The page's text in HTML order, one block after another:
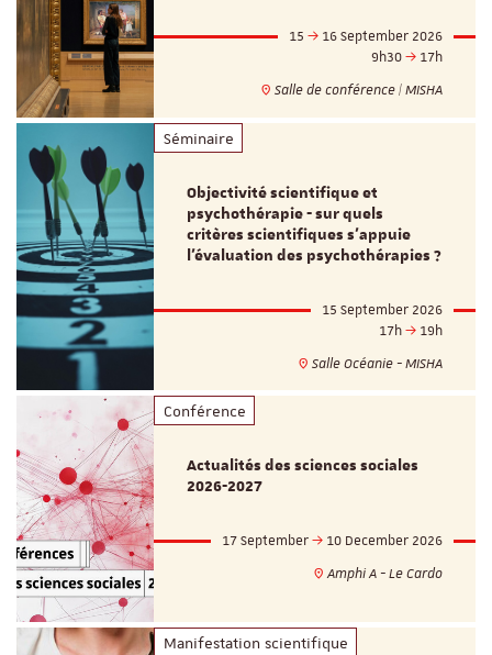
15
16 September 2026
9h30
17h
Salle de conférence | MISHA
Séminaire
Objectivité scientifique et
psychothérapie - sur quels
critères scientifiques s'appuie
l'évaluation des psychothérapies ?
15 September 2026
17h
19h
Salle Océanie - MISHA
Conférence
Actualités des sciences sociales
2026-2027
17 September
10 December 2026
Amphi A - Le Cardo
Manifestation scientifique